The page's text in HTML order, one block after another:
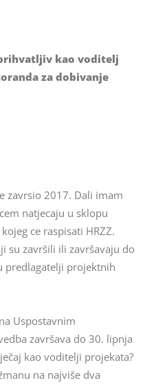
kao voditelj
za dobivanje
zavrsio 2017. Dali imam
natjecaju u sklopu
ce raspisati HRZZ.
su završili ili završavaju do
predlagatelji projektnih
Uspostavnim
završava do 30. lipnja
kao voditelji projekata?
na najviše dva